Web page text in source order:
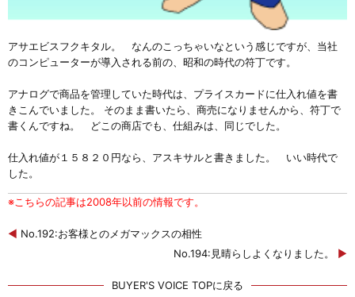
アサエビスフクキタル。 なんのこっちゃいなという感じですが、当社
のコンピューターが導入される前の、昭和の時代の符丁です。
アナログで商品を管理していた時代は、プライスカードに仕入れ値を書
きこんでいました。 そのまま書いたら、商売になりませんから、符丁で
書くんですね。 どこの商店でも、仕組みは、同じでした。
仕入れ値が１５８２０円なら、アスキサルと書きました。 いい時代で
した。
※こちらの記事は2008年以前の情報です。
◀ No.192:お客様とのメガマックスの相性
No.194:見晴らしよくなりました。 ▶
BUYER'S VOICE TOPに戻る